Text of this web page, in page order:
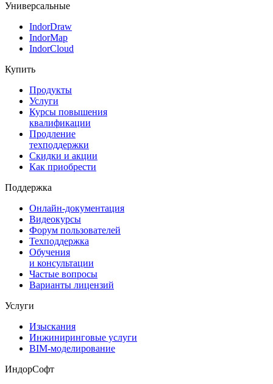
Универсальные
IndorDraw
IndorMap
IndorCloud
Купить
Продукты
Услуги
Курсы повышения
квалификации
Продление
техподдержки
Скидки и акции
Как приобрести
Поддержка
Онлайн-документация
Видеокурсы
Форум пользователей
Техподдержка
Обучения
и консультации
Частые вопросы
Варианты лицензий
Услуги
Изыскания
Инжиниринговые услуги
BIM-моделирование
ИндорСофт